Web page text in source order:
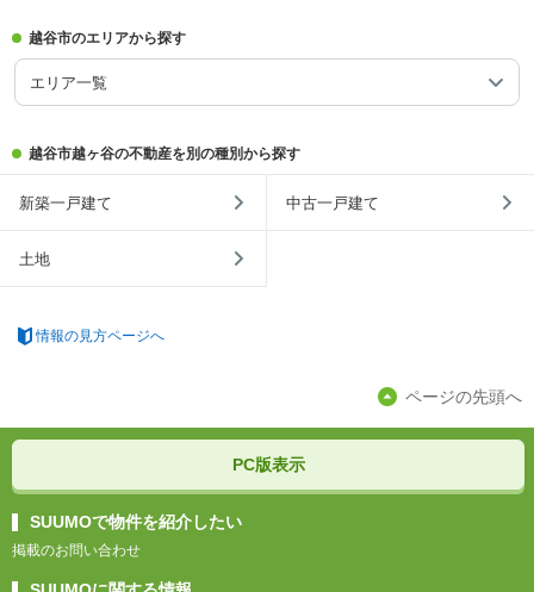
越谷市のエリアから探す
エリア一覧
越谷市越ヶ谷の不動産を別の種別から探す
新築一戸建て 中古一戸建て
土地
情報の見方ページへ
ページの先頭へ
PC版表示
SUUMOで物件を紹介したい
掲載のお問い合わせ